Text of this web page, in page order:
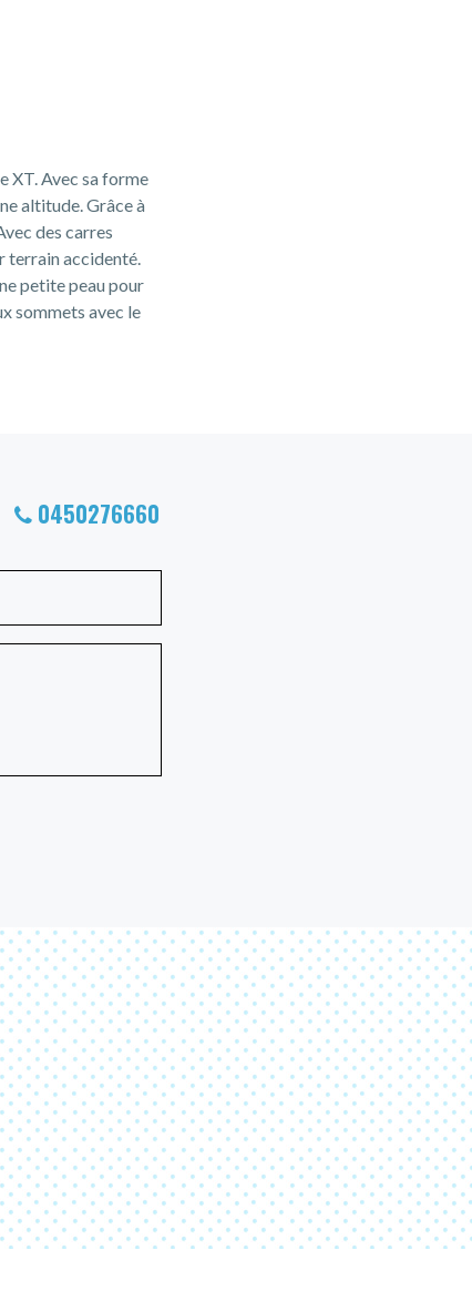
XT. Avec sa forme
altitude. Grâce à
des carres
terrain accidenté.
petite peau pour
sommets avec le
0450276660